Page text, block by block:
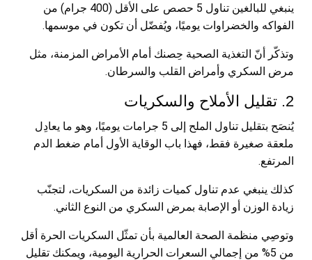
ينبغي للبالغين تناول 5 حصص على الأقل (400 جرام) من
الفواكه والخضراوات يوميًا، ويُفضّل أن تكون في موسمها.
وتذكّر أنّ التغذية الصحية حِصنك أمام الأمراض المزمنة، مثل
مرض السكري وأمراض القلب والسرطان.
2. تقليل الأملاح والسكريات
يُنصَح بتقليل تناول الملح إلى 5 جرامات يوميًا، وهو ما يعادِل
ملعقة صغيرة فقط، فهذا باب الوقاية الأول أمام ضغط الدم
المرتفع.
كذلك ينبغي عدم تناول كميات زائدة من السكريات، لتجنّب
زيادة الوزن أو الإصابة بمرض السكري من النوع الثاني.
وتوصِي منظمة الصحة العالمية بأن تمثّل السكريات الحرة أقل
من 5% من إجمالي السعرات الحرارية اليومية، ويمكنك تقليل